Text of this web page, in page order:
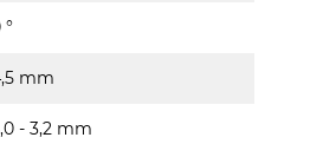
°
mm
- 3,2 mm